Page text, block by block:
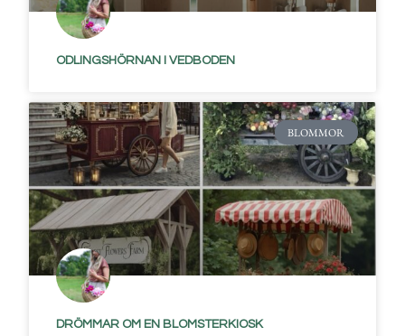
ODLINGSHÖRNAN I VEDBODEN
BLOMMOR
DRÖMMAR OM EN BLOMSTERKIOSK